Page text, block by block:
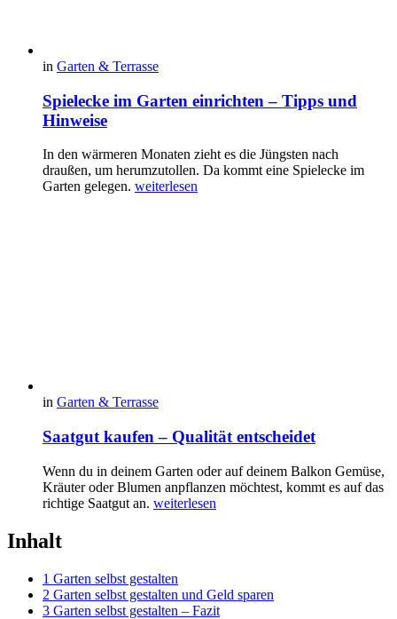
in Garten & Terrasse
Spielecke im Garten einrichten – Tipps und
Hinweise
In den wärmeren Monaten zieht es die Jüngsten nach
draußen, um herumzutollen. Da kommt eine Spielecke im
Garten gelegen. weiterlesen
in Garten & Terrasse
Saatgut kaufen – Qualität entscheidet
Wenn du in deinem Garten oder auf deinem Balkon Gemüse,
Kräuter oder Blumen anpflanzen möchtest, kommt es auf das
richtige Saatgut an. weiterlesen
Inhalt
1 Garten selbst gestalten
2 Garten selbst gestalten und Geld sparen
3 Garten selbst gestalten – Fazit